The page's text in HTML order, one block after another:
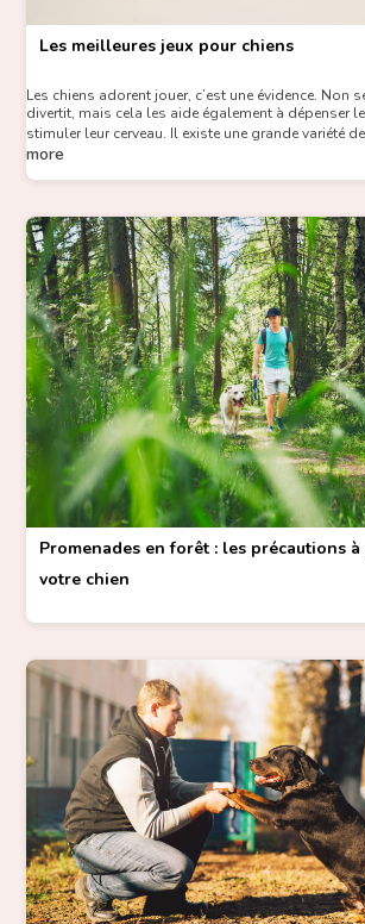
Les meilleures jeux pour chiens
Les chiens adorent jouer, c’est une évidence. Non
divertit, mais cela les aide également à dépenser
stimuler leur cerveau. Il existe une grande variété
more
Promenades en forêt : les précautions
votre chien